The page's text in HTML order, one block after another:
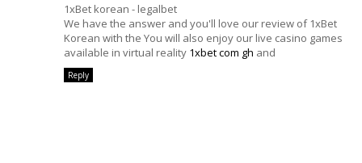
1xBet korean - legalbet
We have the answer and you'll love our review of 1xBet
Korean with the You will also enjoy our live casino games
available in virtual reality 1xbet com gh and
Reply